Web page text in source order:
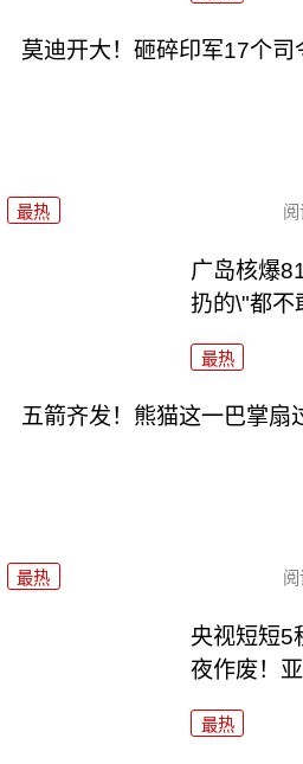
莫迪开大！砸碎印军17个司
最热
广岛核爆
扔的\"都不
最热
五箭齐发！熊猫这一巴掌扇
最热
央视短短5
夜作废！
最热